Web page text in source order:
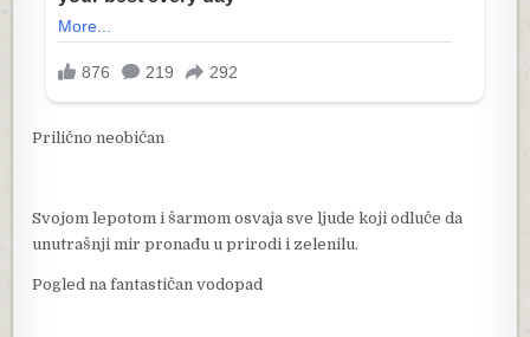
Prilično neobičan
Svojom lepotom i šarmom osvaja sve ljude koji odluče da
unutrašnji mir pronađu u prirodi i zelenilu.
Pogled na fantastičan vodopad